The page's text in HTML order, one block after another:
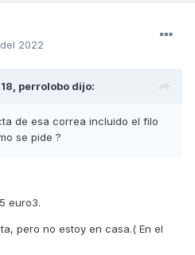
2022
perrolobo dijo:
de esa correa incluido el filo
se pide ?
euro3.
pero no estoy en casa.( En el